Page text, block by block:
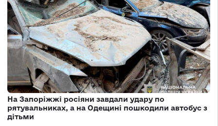
На Запоріжжі росіяни завдали удару по
рятувальниках, а на Одещині пошкодили автобус з
дітьми